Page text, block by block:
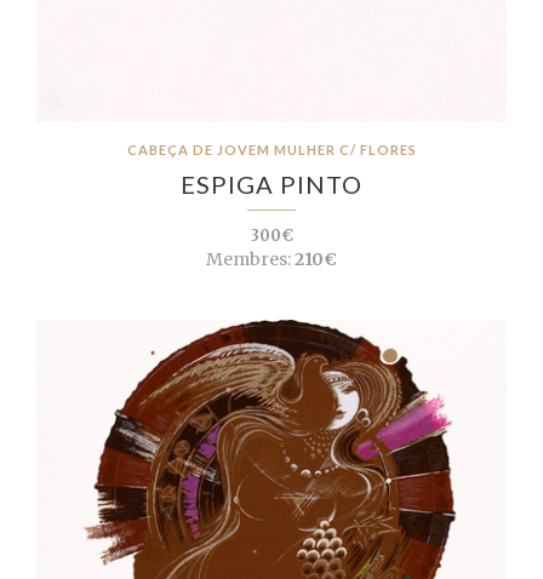
CABEÇA DE JOVEM MULHER C/ FLORES
ESPIGA PINTO
300€
Membres:210€